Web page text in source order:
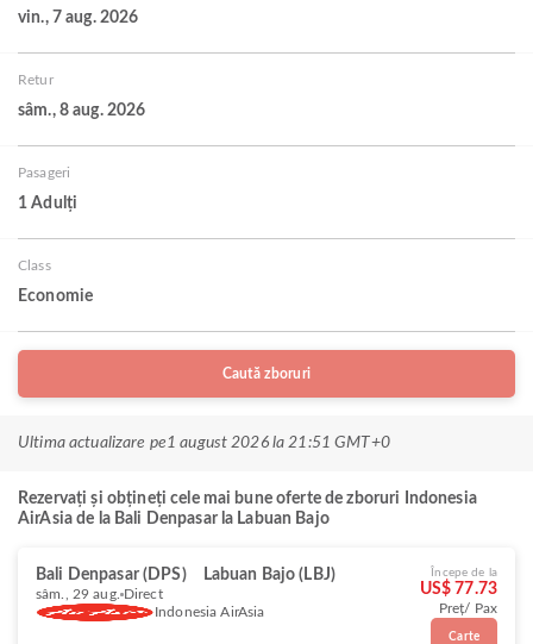
vin., 7 aug. 2026
Retur
sâm., 8 aug. 2026
Pasageri
1 Adulți
Class
Economie
Caută zboruri
Ultima actualizare pe1 august 2026 la 21:51 GMT+0
Rezervați și obțineți cele mai bune oferte de zboruri Indonesia
AirAsia de la Bali Denpasar la Labuan Bajo
Bali Denpasar (DPS) Labuan Bajo (LBJ)
sâm., 29 aug. Direct
Indonesia AirAsia
Începe de la
US$ 77.73
Preț/ Pax
Carte